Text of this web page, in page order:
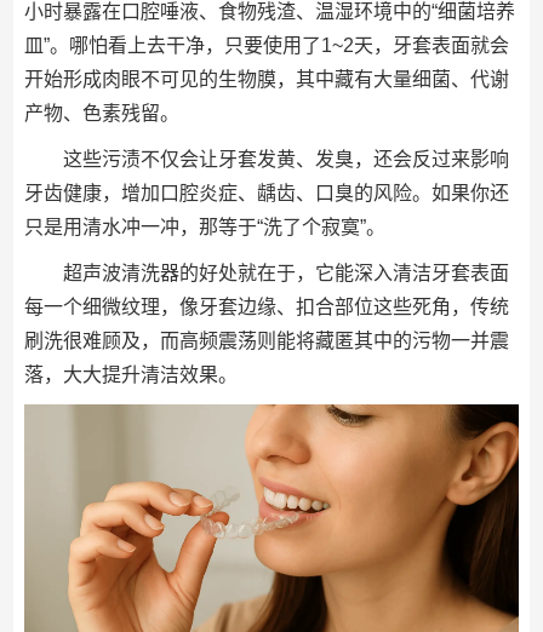
小时暴露在口腔唾液、食物残渣、温湿环境中的“细菌培养
皿”。哪怕看上去干净，只要使用了1~2天，牙套表面就会
开始形成肉眼不可见的生物膜，其中藏有大量细菌、代谢
产物、色素残留。
这些污渍不仅会让牙套发黄、发臭，还会反过来影响
牙齿健康，增加口腔炎症、龋齿、口臭的风险。如果你还
只是用清水冲一冲，那等于“洗了个寂寞”。
超声波清洗器的好处就在于，它能深入清洁牙套表面
每一个细微纹理，像牙套边缘、扣合部位这些死角，传统
刷洗很难顾及，而高频震荡则能将藏匿其中的污物一并震
落，大大提升清洁效果。